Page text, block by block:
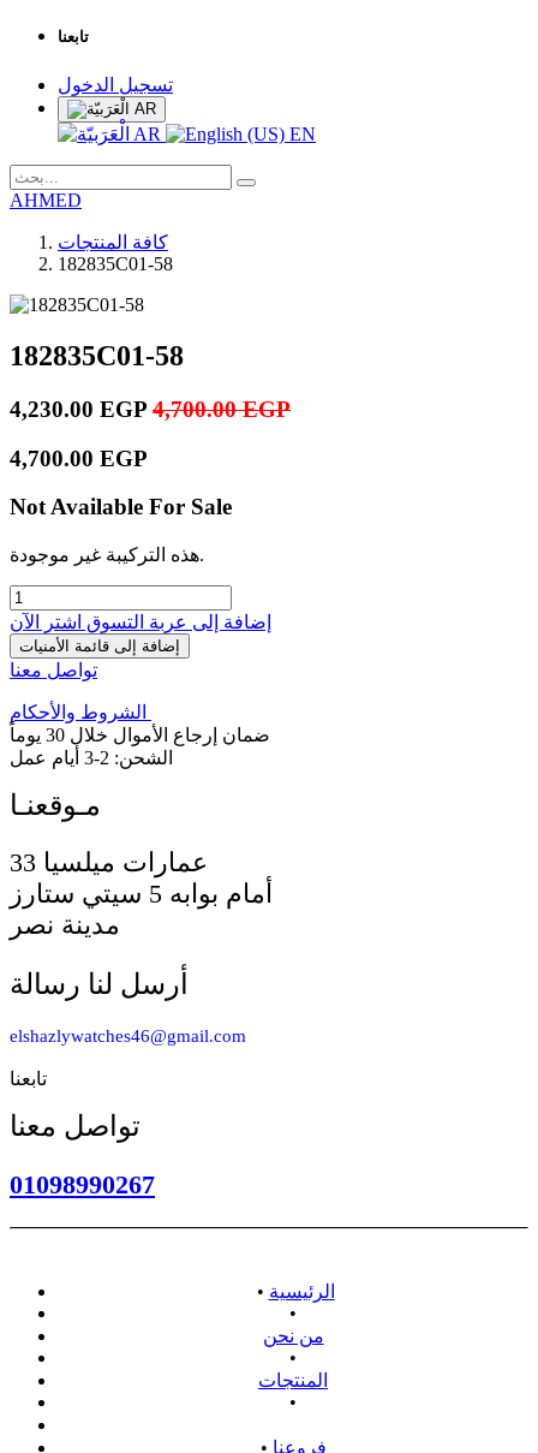
تابعنا
تسجيل الدخول
AR
AR EN
AHMED
كافة المنتجات
182835C01-58
182835C01-58
4,230.00 EGP 4,700.00EGP
4,700.00 EGP
Not Available For Sale
هذه التركيبة غير موجودة.
إضافة إلى عربة التسوق اشترِ الآن
إضافة إلى قائمة الأمنيات
تواصل معنا
الشروط والأحكام
ضمان إرجاع الأموال خلال 30 يوماً
الشحن: 2-3 أيام عمل
أمام بوابه 5 سيتي ستارز
مدينة نصر
أرسل لنا رسالة
elshazlywatches46@gmail.com
تابعنا
تواصل معنا
01098990267
• الرئيسية
•
من نحن
•
المنتجات
•
• فروعنا